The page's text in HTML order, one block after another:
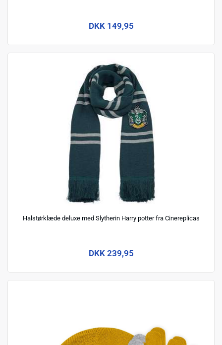
DKK 149,95
Halstørklæde deluxe med Slytherin Harry potter fra Cinereplicas
DKK 239,95